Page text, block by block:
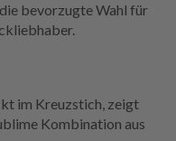
bevorzugte Wahl für
im Kreuzstich, zeigt
Kombination aus